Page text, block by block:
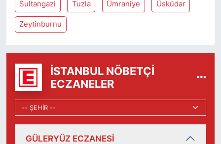
Sultangazi Tuzla Ümraniye Üsküdar
Zeytinburnu
İSTANBUL NÖBETÇI
ECZANELER
GÜLERYÜZ ECZANESİ